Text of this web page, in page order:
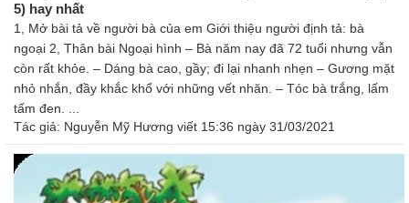
5) hay nhất
1, Mở bài tả về người bà của em Giới thiệu người định tả: bà
ngoại 2, Thân bài Ngoại hình – Bà năm nay đã 72 tuổi nhưng vẫn
còn rất khỏe. – Dáng bà cao, gầy; đi lại nhanh nhẹn – Gương mặt
nhỏ nhắn, đầy khắc khổ với những vết nhăn. – Tóc bà trắng, lấm
tấm đen. ...
Tác giả: Nguyễn Mỹ Hương viết 15:36 ngày 31/03/2021